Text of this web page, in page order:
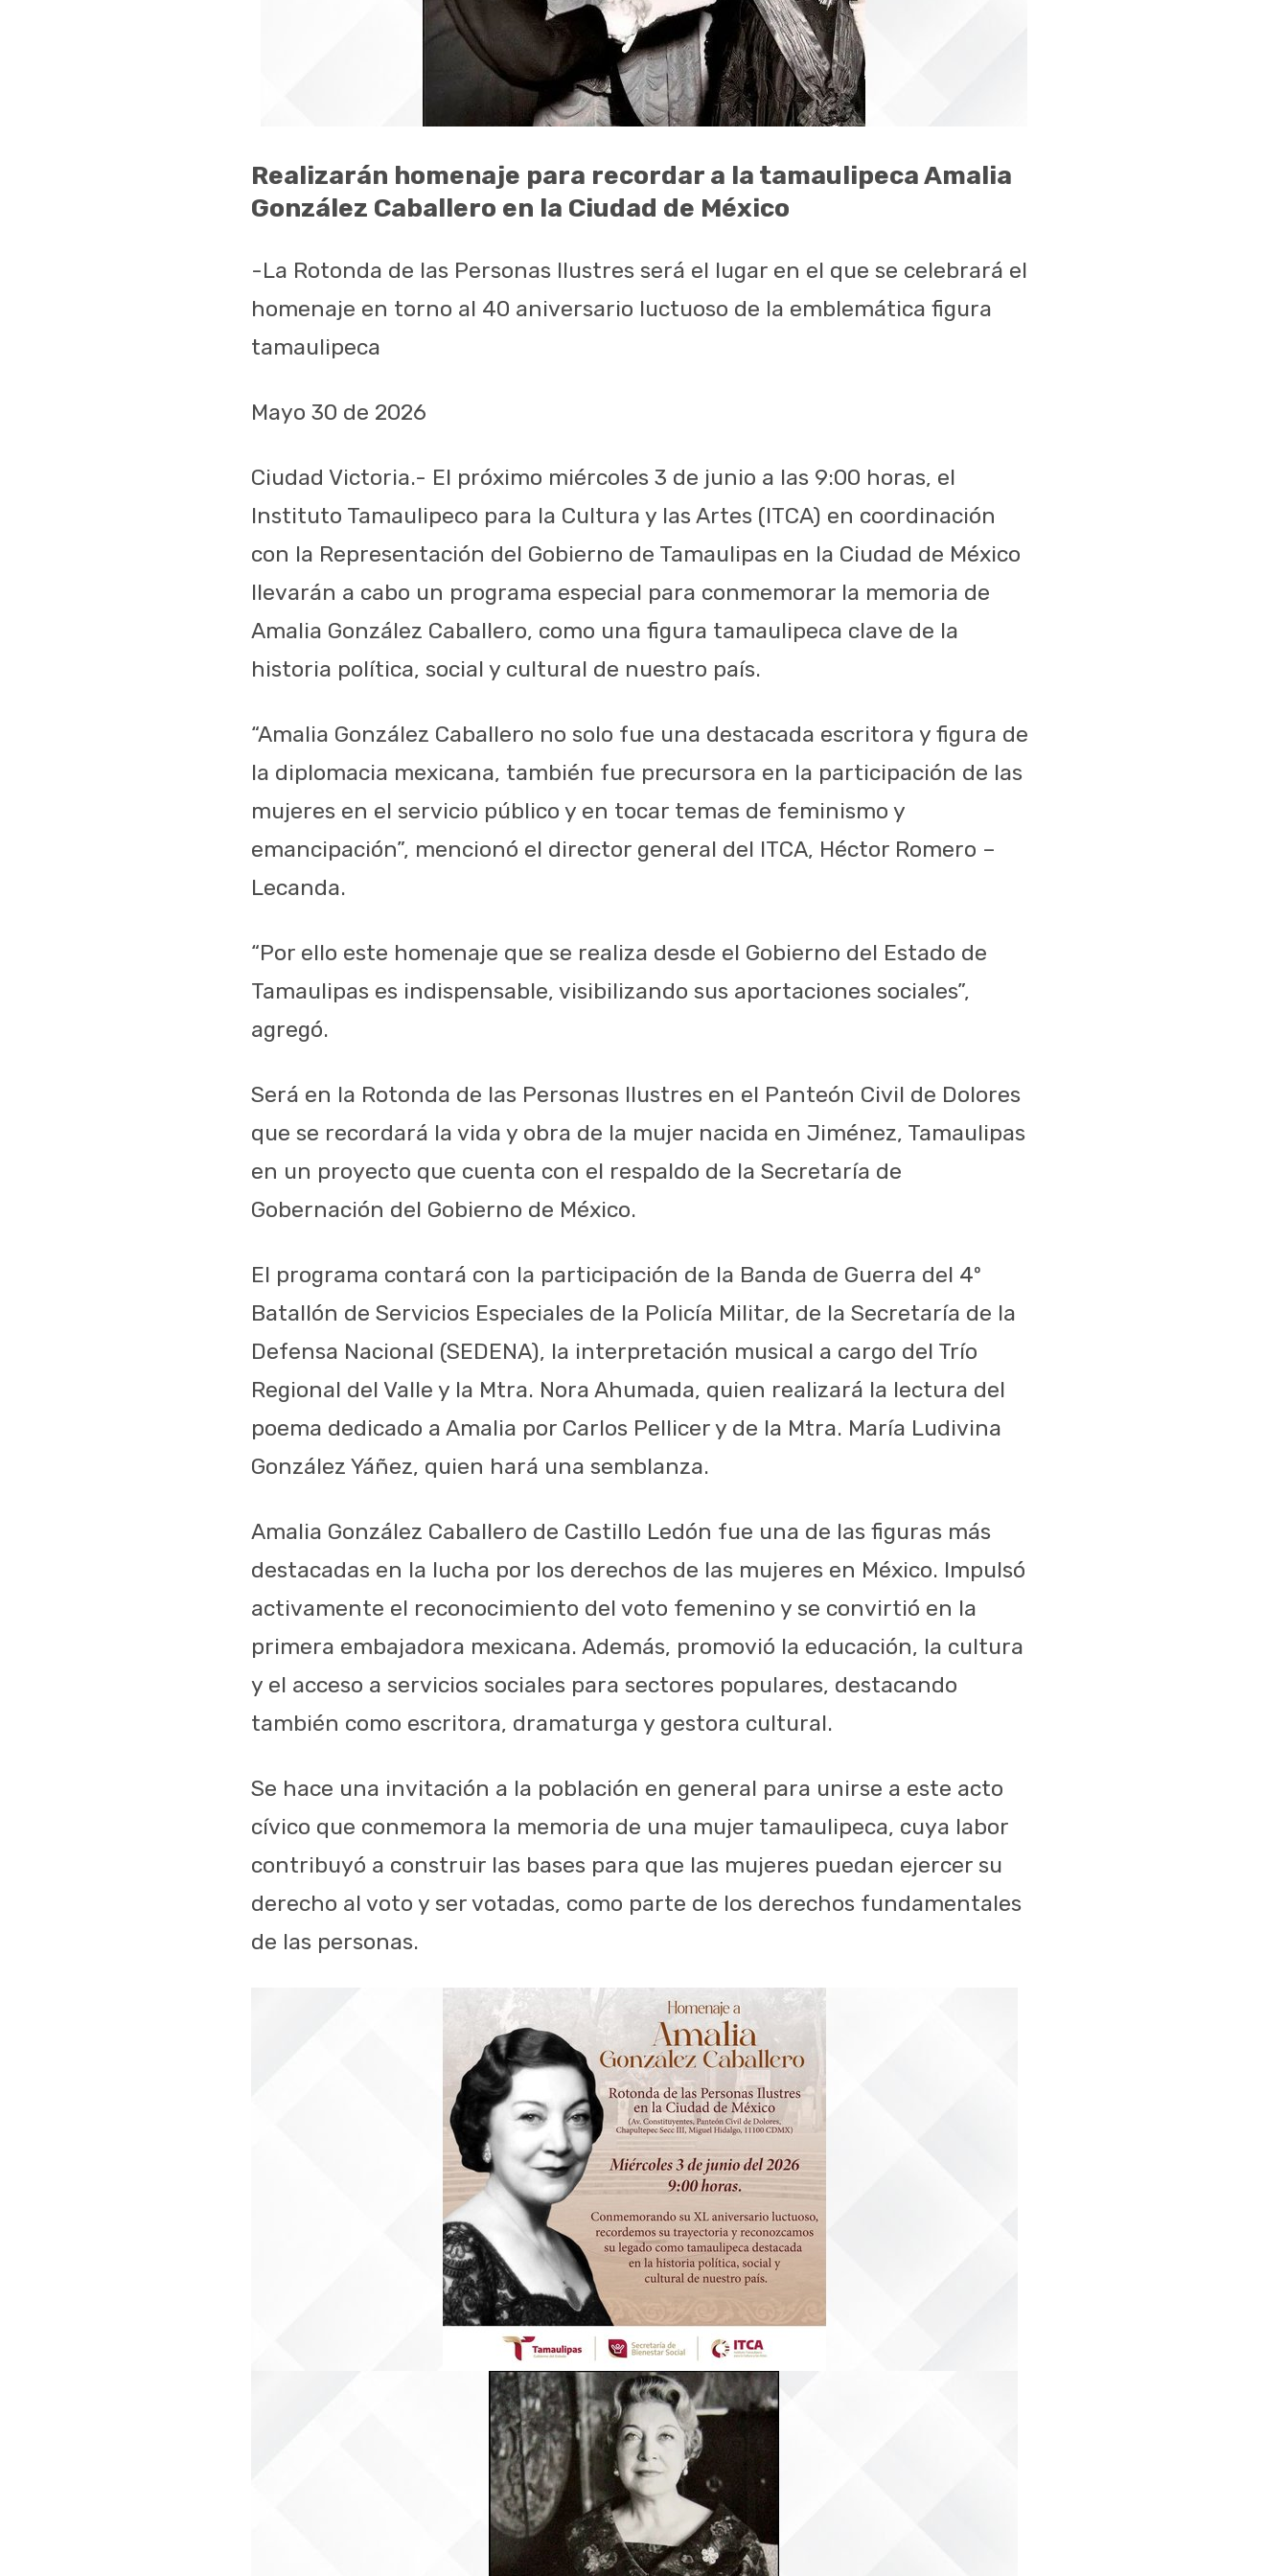
Realizarán homenaje para recordar a la tamaulipeca Amalia
González Caballero en la Ciudad de México
-La Rotonda de las Personas Ilustres será el lugar en el que se celebrará el
homenaje en torno al 40 aniversario luctuoso de la emblemática figura
tamaulipeca
Mayo 30 de 2026
Ciudad Victoria.- El próximo miércoles 3 de junio a las 9:00 horas, el
Instituto Tamaulipeco para la Cultura y las Artes (ITCA) en coordinación
con la Representación del Gobierno de Tamaulipas en la Ciudad de México
llevarán a cabo un programa especial para conmemorar la memoria de
Amalia González Caballero, como una figura tamaulipeca clave de la
historia política, social y cultural de nuestro país.
“Amalia González Caballero no solo fue una destacada escritora y figura de
la diplomacia mexicana, también fue precursora en la participación de las
mujeres en el servicio público y en tocar temas de feminismo y
emancipación”, mencionó el director general del ITCA, Héctor Romero –
Lecanda.
“Por ello este homenaje que se realiza desde el Gobierno del Estado de
Tamaulipas es indispensable, visibilizando sus aportaciones sociales”,
agregó.
Será en la Rotonda de las Personas Ilustres en el Panteón Civil de Dolores
que se recordará la vida y obra de la mujer nacida en Jiménez, Tamaulipas
en un proyecto que cuenta con el respaldo de la Secretaría de
Gobernación del Gobierno de México.
El programa contará con la participación de la Banda de Guerra del 4º
Batallón de Servicios Especiales de la Policía Militar, de la Secretaría de la
Defensa Nacional (SEDENA), la interpretación musical a cargo del Trío
Regional del Valle y la Mtra. Nora Ahumada, quien realizará la lectura del
poema dedicado a Amalia por Carlos Pellicer y de la Mtra. María Ludivina
González Yáñez, quien hará una semblanza.
Amalia González Caballero de Castillo Ledón fue una de las figuras más
destacadas en la lucha por los derechos de las mujeres en México. Impulsó
activamente el reconocimiento del voto femenino y se convirtió en la
primera embajadora mexicana. Además, promovió la educación, la cultura
y el acceso a servicios sociales para sectores populares, destacando
también como escritora, dramaturga y gestora cultural.
Se hace una invitación a la población en general para unirse a este acto
cívico que conmemora la memoria de una mujer tamaulipeca, cuya labor
contribuyó a construir las bases para que las mujeres puedan ejercer su
derecho al voto y ser votadas, como parte de los derechos fundamentales
de las personas.